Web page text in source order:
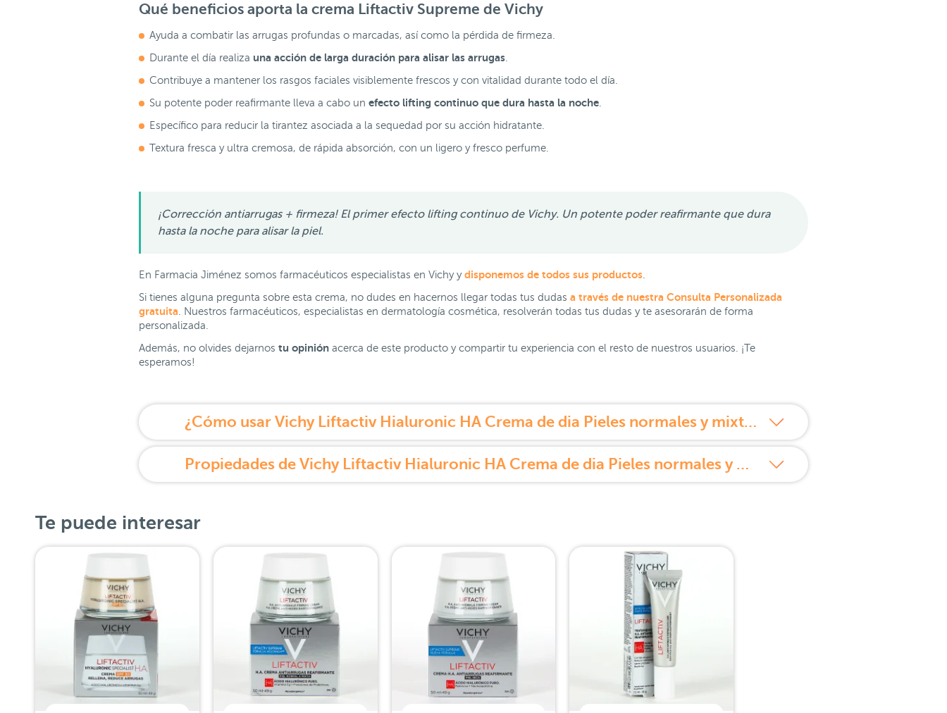
Qué beneficios aporta la crema Liftactiv Supreme de Vichy
Ayuda a combatir las arrugas profundas o marcadas, así como la pérdida de firmeza.
Durante el día realiza una acción de larga duración para alisar las arrugas
Contribuye a mantener los rasgos faciales visiblemente frescos y con vitalidad durante todo el día.
Su potente poder reafirmante lleva a cabo un efecto lifting continuo que dura hasta la noche
Específico para reducir la tirantez asociada a la sequedad por su acción hidratante.
Textura fresca y ultra cremosa, de rápida absorción, con un ligero y fresco perfume.
¡Corrección antiarrugas + firmeza! El primer efecto lifting continuo de Vichy. Un potente poder reafirmante que dura
hasta la noche para alisar la piel.
En Farmacia Jiménez somos farmacéuticos especialistas en Vichy y disponemos de todos sus productos
Si tienes alguna pregunta sobre esta crema, no dudes en hacernos llegar todas tus dudas a través de nuestra Consulta Personalizada
gratuita . Nuestros farmacéuticos, especialistas en dermatología cosmética, resolverán todas tus dudas y te asesorarán de forma
personalizada.
Además, no olvides dejarnos tu opinión acerca de este producto y compartir tu experiencia con el resto de nuestros usuarios. ¡Te
esperamos!
¿Cómo usar Vichy Liftactiv Hialuronic HA Crema de dia Pieles normales y mixtas 50 ml?
Propiedades de Vichy Liftactiv Hialuronic HA Crema de dia Pieles normales y mixtas 50 ml
Te puede interesar